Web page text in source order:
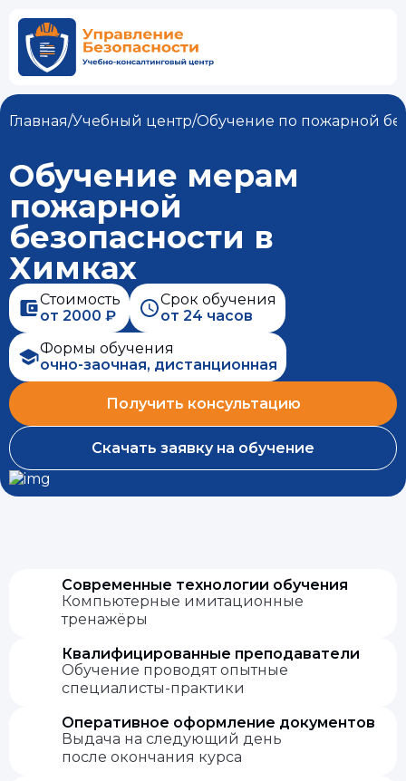
Главная/Учебный центр/Обучение по пожарной
Обучение мерам
пожарной
безопасности в
Химках
Стоимость
от 2000 ₽
Срок обучения
от 24 часов
Формы обучения
очно-заочная, дистанционная
Получить консультацию
Скачать заявку на обучение
Современные технологии обучения
Компьютерные имитационные
тренажёры
Квалифицированные преподаватели
Обучение проводят опытные
специалисты-практики
Оперативное оформление документов
Выдача на следующий день
после окончания курса